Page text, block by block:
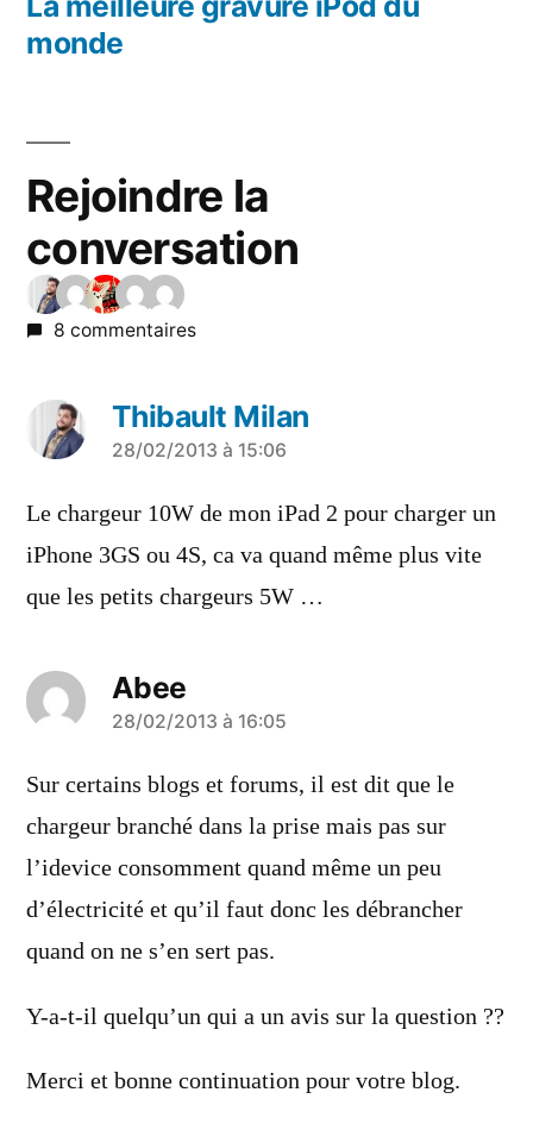
monde
Rejoindre la
conversation
8 commentaires
Thibault Milan
a
dit :
28/02/2013 à 15:06
Le chargeur 10W de mon iPad 2 pour charger un
iPhone 3GS ou 4S, ca va quand même plus vite
que les petits chargeurs 5W …
Abee
a
dit :
28/02/2013 à 16:05
Sur certains blogs et forums, il est dit que le
chargeur branché dans la prise mais pas sur
l’idevice consomment quand même un peu
d’électricité et qu’il faut donc les débrancher
quand on ne s’en sert pas.
Y-a-t-il quelqu’un qui a un avis sur la question ??
Merci et bonne continuation pour votre blog.